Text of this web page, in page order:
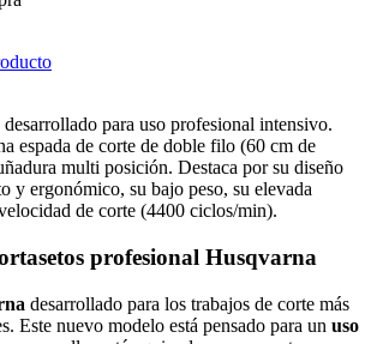
para uso profesional intensivo.
espada de corte de doble filo (60 cm de
multi posición. Destaca por su diseño
y ergonómico, su bajo peso, su elevada
de corte (4400 ciclos/min).
profesional Husqvarna
desarrollado para los trabajos de corte más
Este nuevo modelo está pensado para un uso